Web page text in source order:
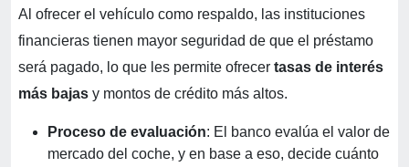
Al ofrecer el vehículo como respaldo, las instituciones
financieras tienen mayor seguridad de que el préstamo
será pagado, lo que les permite ofrecer tasas de interés
más bajas y montos de crédito más altos.
Proceso de evaluación: El banco evalúa el valor de
mercado del coche, y en base a eso, decide cuánto